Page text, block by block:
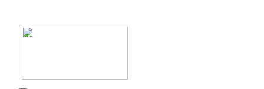
content